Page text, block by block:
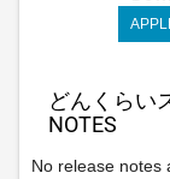
どんくらい
NOTES
No release notes